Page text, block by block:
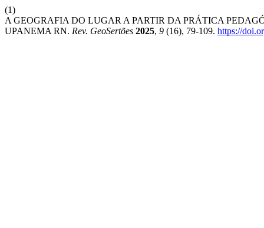
(1)
A GEOGRAFIA DO LUGAR A PARTIR DA PRÁTICA
UPANEMA RN. Rev. GeoSertões 2025, 9 (16), 79-109. https://